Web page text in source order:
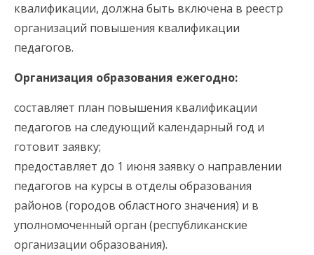
квалификации, должна быть включена в реестр
организаций повышения квалификации
педагогов.
Организация образования ежегодно:
составляет план повышения квалификации
педагогов на следующий календарный год и
готовит заявку;
предоставляет до 1 июня заявку о направлении
педагогов на курсы в отделы образования
районов (городов областного значения) и в
уполномоченный орган (республиканские
организации образования).